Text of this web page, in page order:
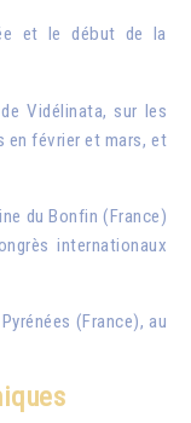
et le début de la
Vidélinata, sur les
en février et mars, et
du Bonfin (France)
internationaux
(France), au